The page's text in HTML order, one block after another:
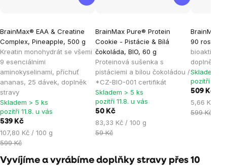
BrainMax® EAA & Creatine
Complex, Pineapple, 500 g
Kreatin monohydrát se všemi
9 esenciálními
aminokyselinami, příchuť
ananas, 25 dávek, doplněk
stravy
hodnocení
produktu
je
3,0
z
5
hvězdiček.
Skladem > 5 ks
pozítří 11.8. u vás
539 Kč
Měrná
cena:
107,80 Kč / 100 g
599 Kč
BrainMax Pure® Protein
Cookie - Pistácie & Bílá
čokoláda, BIO, 60 g
Proteinová sušenka s
pistáciemi a bílou čokoládou /
*CZ-BIO-001 certifikát
hodnocení
produktu
je
4,9
z
5
hvězdiček.
Skladem > 5 ks
pozítří 11.8. u vás
50 Kč
Měrná
cena:
83,33 Kč / 100 g
59 Kč
BrainMax
90
bioaktivní
doplněk
produktu
je
5,0
z
Skladem >
pozítří 11.8.
509 Kč
Měrná
cena:
5,66 Kč / 1
599 Kč
Vyvíjíme a vyrábíme doplňky stravy přes 10